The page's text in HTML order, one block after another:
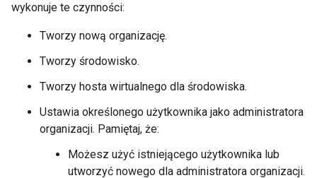
wykonuje te czynności:
Tworzy nową organizację.
Tworzy środowisko.
Tworzy hosta wirtualnego dla środowiska.
Ustawia określonego użytkownika jako administratora
organizacji. Pamiętaj, że:
Możesz użyć istniejącego użytkownika lub
utworzyć nowego dla administratora organizacji.